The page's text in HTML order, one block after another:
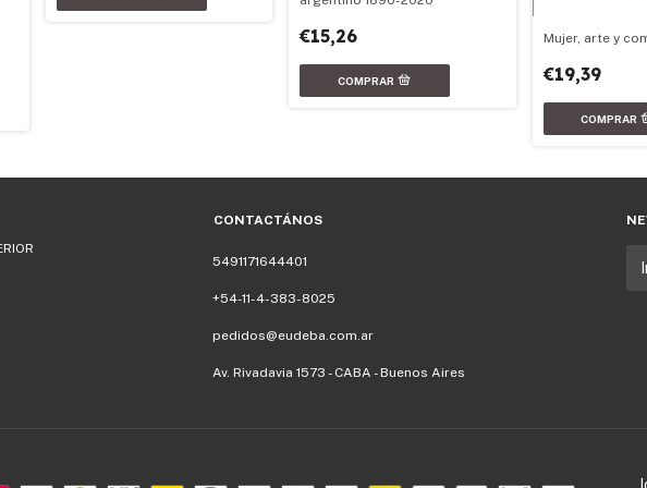
€15,26 Mujer, arte y
€19,39
CONTACTÁNOS
5491171644401
+54-11-4-383-8025
pedidos@eudeba.com.ar
Av. Rivadavia 1573 - CABA - Buenos Aires